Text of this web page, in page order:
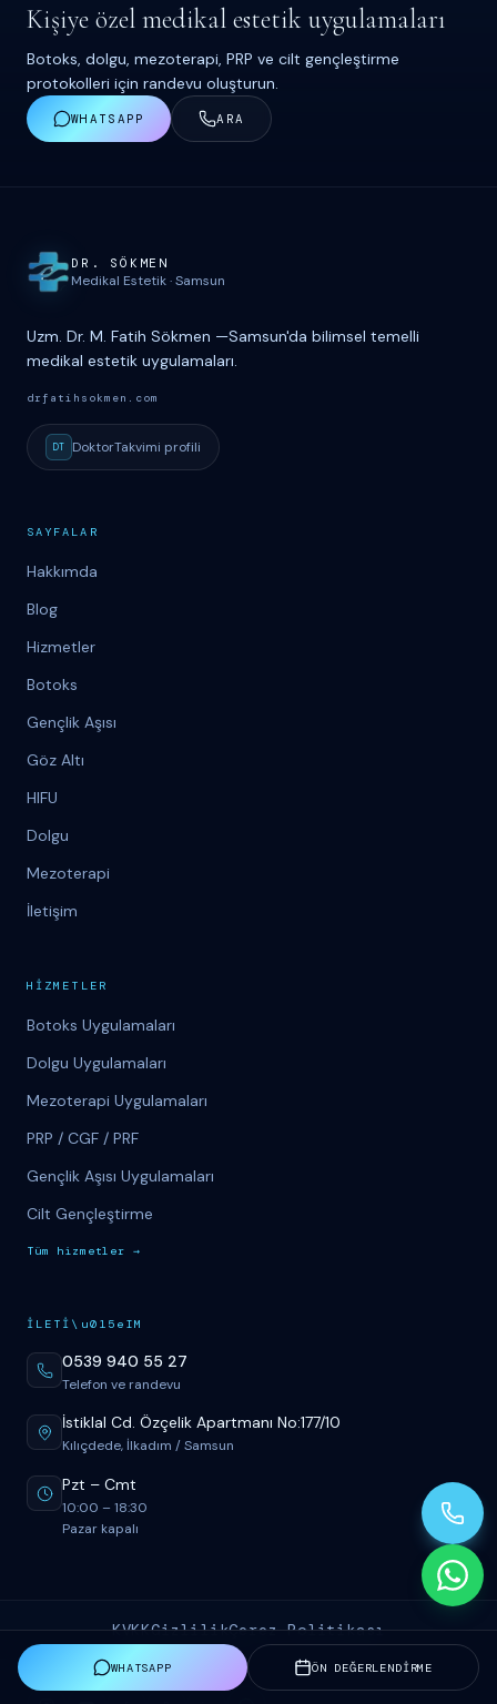
WHATSAPP ÖN DEĞERLENDİRME
Kişiye özel medikal estetik uygulamaları
Botoks, dolgu, mezoterapi, PRP ve cilt gençleştirme
protokolleri için randevu oluşturun.
WHATSAPP ARA
Site haritası ve iletişim
DR. S Ö KMEN
Medikal Estetik·Samsun
Uzm. Dr. M. Fatih Sökmen —Samsun'da bilimsel temelli
medikal estetik uygulamaları.
drfatihsokmen.com
DT DoktorTakvimi profili
SAYFALAR
Hakkımda
Blog
Hizmetler
Botoks
Gençlik Aşısı
Göz Altı
HIFU
Dolgu
Mezoterapi
İletişim
H İ ZMETLER
Botoks Uygulamaları
Dolgu Uygulamaları
Mezoterapi Uygulamaları
PRP / CGF / PRF
Gençlik Aşısı Uygulamaları
Cilt Gençleştirme
Tüm hizmetler →
İ LET İ \u015eIM
0539 940 55 27
Telefon ve randevu
İstiklal Cd. Özçelik Apartmanı No:177/10
Kılıçdede, İlkadım / Samsun
Pzt – Cmt
10:00 – 18:30
Pazar kapalı
KVKKGizlilikÇerez Politikası